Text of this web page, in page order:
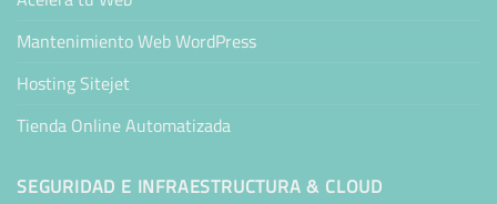
Mantenimiento Web WordPress
Hosting Sitejet
Tienda Online Automatizada
SEGURIDAD E INFRAESTRUCTURA & CLOUD